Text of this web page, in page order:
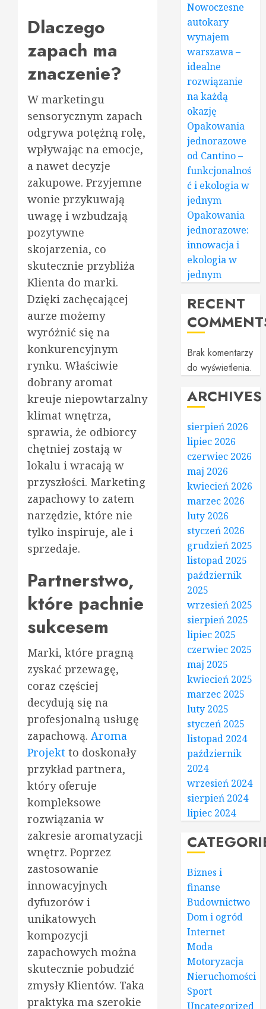
Dlaczego
zapach ma
znaczenie?
W marketingu
sensorycznym zapach
odgrywa potężną rolę,
wpływając na emocje,
a nawet decyzje
zakupowe. Przyjemne
wonie przykuwają
uwagę i wzbudzają
pozytywne
skojarzenia, co
skutecznie przybliża
Klienta do marki.
Dzięki zachęcającej
aurze możemy
wyróżnić się na
konkurencyjnym
rynku. Właściwie
dobrany aromat
kreuje niepowtarzalny
klimat wnętrza,
sprawia, że odbiorcy
chętniej zostają w
lokalu i wracają w
przyszłości. Marketing
zapachowy to zatem
narzędzie, które nie
tylko inspiruje, ale i
sprzedaje.
Partnerstwo,
które pachnie
sukcesem
Marki, które pragną
zyskać przewagę,
coraz częściej
decydują się na
profesjonalną usługę
zapachową. Aroma
Projekt to doskonały
przykład partnera,
który oferuje
kompleksowe
rozwiązania w
zakresie aromatyzacji
wnętrz. Poprzez
zastosowanie
innowacyjnych
dyfuzorów i
unikatowych
kompozycji
zapachowych można
skutecznie pobudzić
zmysły Klientów. Taka
praktyka ma szerokie
Nowoczesne
autokary
wynajem
warszawa –
idealne
rozwiązanie
na każdą
okazję
Opakowania
jednorazowe
od Cantino –
funkcjonalnoś
ć i ekologia w
jednym
Opakowania
jednorazowe:
innowacja i
ekologia w
jednym
RECENT
Brak komentarzy
do wyświetlenia.
ARCHIVES
sierpień 2026
lipiec 2026
czerwiec 2026
maj 2026
kwiecień 2026
marzec 2026
luty 2026
styczeń 2026
grudzień 2025
listopad 2025
październik
2025
wrzesień 2025
sierpień 2025
lipiec 2025
czerwiec 2025
maj 2025
kwiecień 2025
marzec 2025
luty 2025
styczeń 2025
listopad 2024
październik
2024
wrzesień 2024
sierpień 2024
lipiec 2024
Biznes i
finanse
Budownictwo
Dom i ogród
Internet
Moda
Motoryzacja
Nieruchomości
Sport
Uncategorized